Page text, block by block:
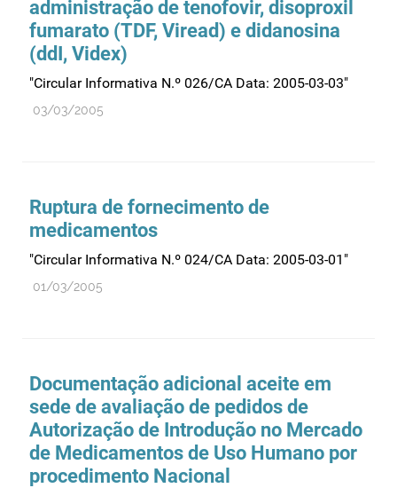
administração de tenofovir, disoproxil
fumarato (TDF, Viread) e didanosina
(ddI, Videx)
"Circular Informativa N.º 026/CA Data: 2005-03-03"
03/03/2005
Ruptura de fornecimento de
medicamentos
"Circular Informativa N.º 024/CA Data: 2005-03-01"
01/03/2005
Documentação adicional aceite em
sede de avaliação de pedidos de
Autorização de Introdução no Mercado
de Medicamentos de Uso Humano por
procedimento Nacional